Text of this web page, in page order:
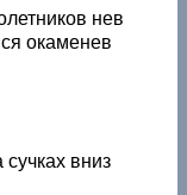
нев
окаменев
вниз